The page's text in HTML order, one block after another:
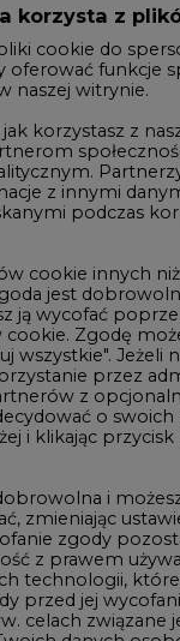
na rynku
i IT
CO2
korzysta z
cookie do
oferować funkcje
naszej witrynie.
korzystasz z
z innymi
podczas
cookie innych
jest
ją wycofać
Zgodę
wszystkie". Jeżeli
przez
z
o
i klikając przycisk
i
zmieniając
zgody
z prawem
technologii,
przed jej
celach związane